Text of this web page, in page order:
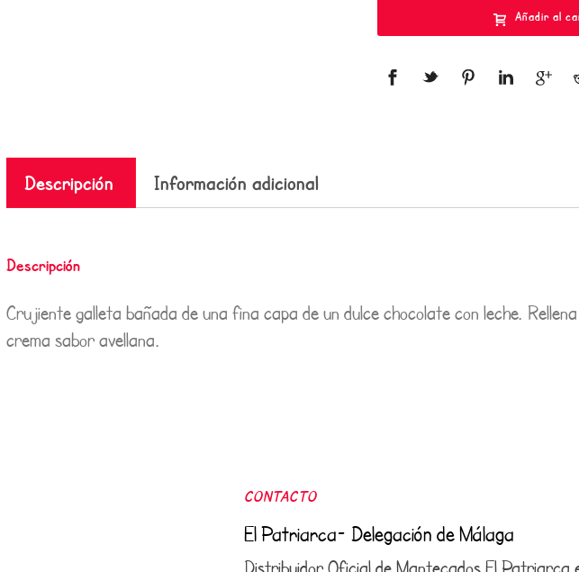
Añadir al
Descripción Información adicional
Descripción
Crujiente galleta bañada de una fina capa de un dulce chocolate con leche.
crema sabor avellana.
CONTACTO
El Patriarca- Delegación de Málaga